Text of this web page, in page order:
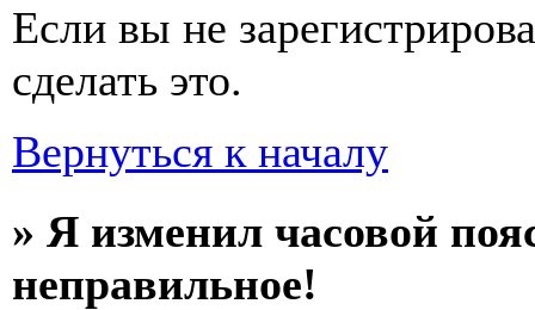
Если вы не
сделать это.
Вернуться к началу
» Я изменил часовой
неправильное!